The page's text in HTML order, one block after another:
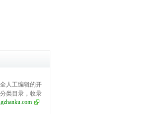
人工编辑的开
类目录，收录
行业优秀网